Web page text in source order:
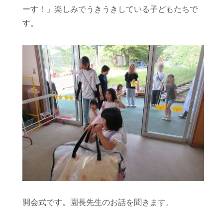
ーす！」楽しみでうきうきしている子どもたちで
す。
開会式です。園長先生のお話を聞きます。